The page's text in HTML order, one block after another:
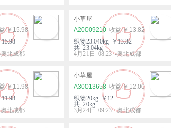
￥15.98
北成都
小草屋
A20009210
￥13.82
织物23.040kg ￥13.82
共 23.04kg
4月21日 08:23 -奥北成都
￥11.98
北成都
小草屋
A30013658
￥12.00
织物20kg ￥12
共 20kg
3月24日 09:23 -奥北成都